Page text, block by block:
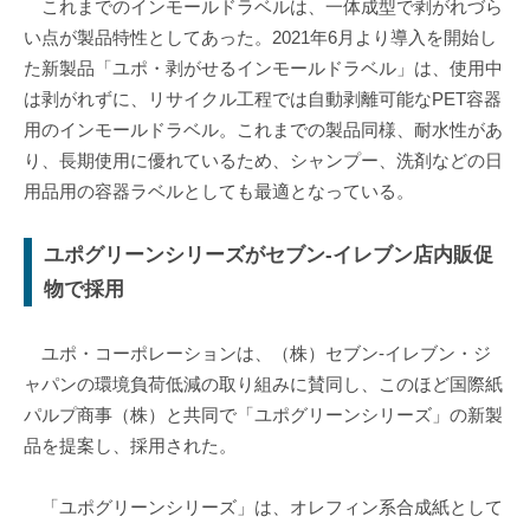
これまでのインモールドラベルは、一体成型で剥がれづら
い点が製品特性としてあった。2021年6月より導入を開始し
た新製品「ユポ・剥がせるインモールドラベル」は、使用中
は剥がれずに、リサイクル工程では自動剥離可能なPET容器
用のインモールドラベル。これまでの製品同様、耐水性があ
り、長期使用に優れているため、シャンプー、洗剤などの日
用品用の容器ラベルとしても最適となっている。
ユポグリーンシリーズがセブン-イレブン店内販促
物で採用
ユポ・コーポレーションは、（株）セブン-イレブン・ジ
ャパンの環境負荷低減の取り組みに賛同し、このほど国際紙
パルプ商事（株）と共同で「ユポグリーンシリーズ」の新製
品を提案し、採用された。
「ユポグリーンシリーズ」は、オレフィン系合成紙として